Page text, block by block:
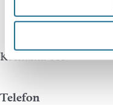
Kontakta oss
Telefon